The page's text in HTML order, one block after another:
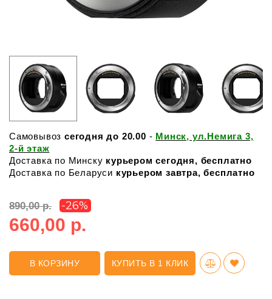
Самовывоз сегодня до 20.00 - Минск, ул.Немига 3,
2-й этаж
Доставка по Минску курьером сегодня, бесплатно
Доставка по Беларуси курьером завтра, бесплатно
890,00 р. -26%
660,00 р.
В КОРЗИНУ КУПИТЬ В 1 КЛИК